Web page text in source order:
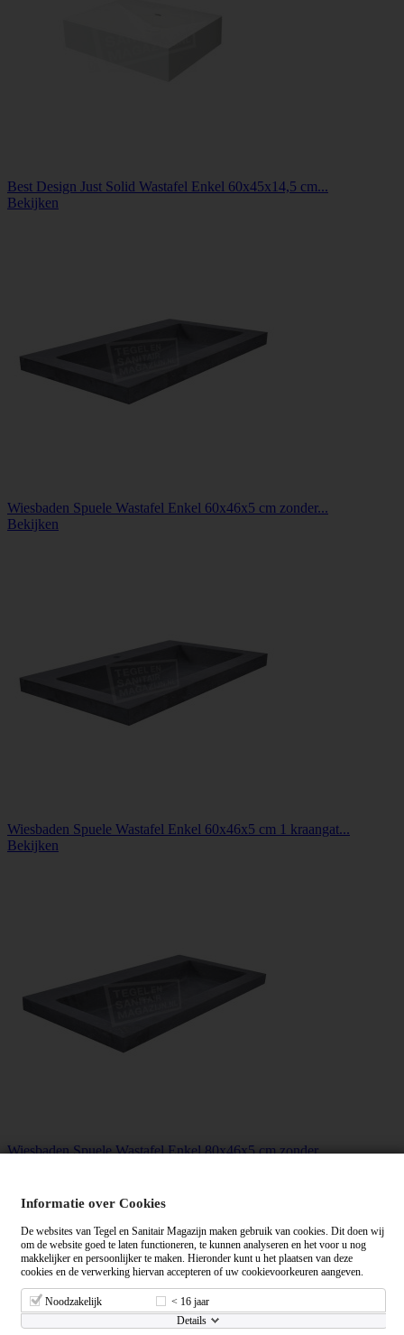
Best Design Just Solid Wastafel Enkel 60x45x14,5 cm...
Bekijken
Wiesbaden Spuele Wastafel Enkel 60x46x5 cm zonder...
Bekijken
Wiesbaden Spuele Wastafel Enkel 60x46x5 cm 1 kraangat...
Bekijken
Wiesbaden Spuele Wastafel Enkel 80x46x5 cm zonder...
Informatie over Cookies
De websites van Tegel en Sanitair Magazijn maken gebruik van cookies. Dit doen wij
om de website goed te laten functioneren, te kunnen analyseren en het voor u nog
makkelijker en persoonlijker te maken. Hieronder kunt u het plaatsen van deze
cookies en de verwerking hiervan accepteren of uw cookievoorkeuren aangeven.
Noodzakelijk
< 16 jaar
Details